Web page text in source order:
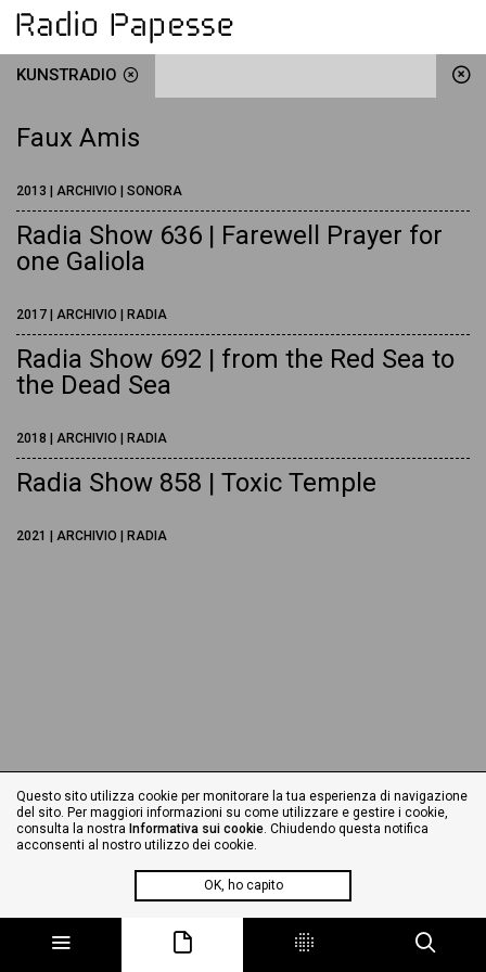
KUNSTRADIO
Faux Amis
2013 | ARCHIVIO | SONORA
Radia Show 636 | Farewell Prayer for
one Galiola
2017 | ARCHIVIO | RADIA
Radia Show 692 | from the Red Sea to
the Dead Sea
2018 | ARCHIVIO | RADIA
Radia Show 858 | Toxic Temple
2021 | ARCHIVIO | RADIA
Questo sito utilizza cookie per monitorare la tua esperienza di navigazione
del sito. Per maggiori informazioni su come utilizzare e gestire i cookie,
consulta la nostra Informativa sui cookie. Chiudendo questa notifica
acconsenti al nostro utilizzo dei cookie.
OK, ho capito